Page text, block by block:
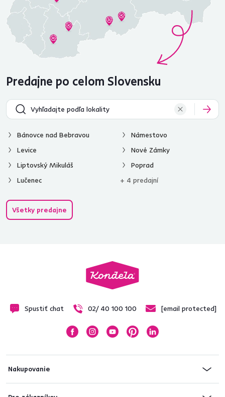
Predajne po celom Slovensku
Bánovce nad Bebravou
Levice
Liptovský Mikuláš
Lučenec
Námestovo
Nové Zámky
Poprad
+ 4 predajní
Všetky predajne
Spustiť chat 02/ 40 100 100 [email protected]
Nakupovanie